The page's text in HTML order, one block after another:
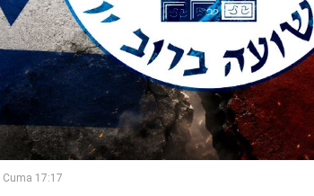
17:17